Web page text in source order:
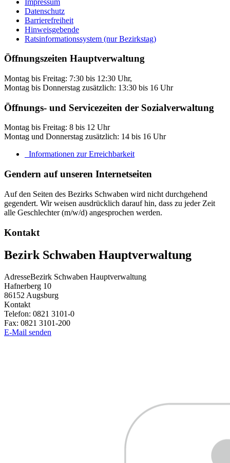
Datenschutz
Barrierefreiheit
Hinweisgebende
Ratsinformationssystem (nur Bezirkstag)
Öffnungszeiten Hauptverwaltung
Montag bis Freitag: 7:30 bis 12:30 Uhr,
Montag bis Donnerstag zusätzlich: 13:30 bis 16 Uhr
Öffnungs- und Servicezeiten der Sozialverwaltung
Montag bis Freitag: 8 bis 12 Uhr
Montag und Donnerstag zusätzlich: 14 bis 16 Uhr
Informationen zur Erreichbarkeit
Gendern auf unseren Internetseiten
Auf den Seiten des Bezirks Schwaben wird nicht durchgehend
gegendert. Wir weisen ausdrücklich darauf hin, dass zu jeder Zeit
alle Geschlechter (m/w/d) angesprochen werden.
Kontakt
Bezirk Schwaben Hauptverwaltung
AdresseBezirk Schwaben Hauptverwaltung
Hafnerberg 10
86152 Augsburg
Kontakt
Telefon: 0821 3101-0
Fax: 0821 3101-200
E-Mail senden